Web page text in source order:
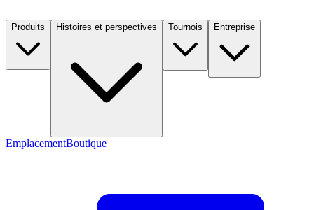
Produits Histoires et perspectives Tournois Entreprise
EmplacementBoutique